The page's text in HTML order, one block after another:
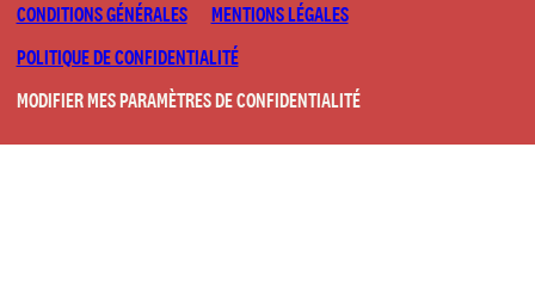
CONDITIONS GÉNÉRALES
MENTIONS LÉGALES
POLITIQUE DE CONFIDENTIALITÉ
MODIFIER MES PARAMÈTRES DE CONFIDENTIALITÉ